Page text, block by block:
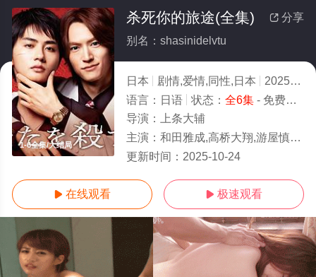
1-6全集/大结局
 分享
杀死你的旅途(全集)
别名：shasinidelvtu
日本 剧情,爱情,同性,日本 2025
4.0
语言： 日语 状态： 全6集- 免费在线观看
导演：
上条大辅
主演： 和田雅成,高桥大翔,游屋慎太郎,堀海登,寺中敬輔,中林登生,工藤俊作,小泽真珠
更新时间： 2025-10-24
 在线观看  极速观看